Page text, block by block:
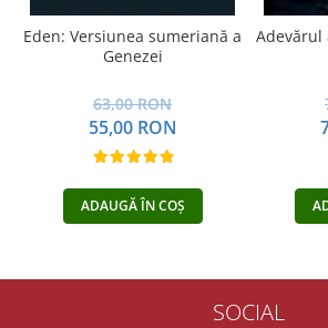
Eden: Versiunea sumeriană a
Genezei
63,00 RON
55,00 RON
ADAUGĂ ÎN COȘ
Adevărul
SOCIAL